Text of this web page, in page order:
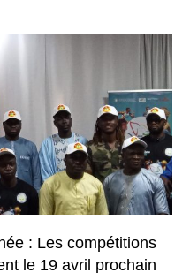
: Les compétitions
le 19 avril prochain